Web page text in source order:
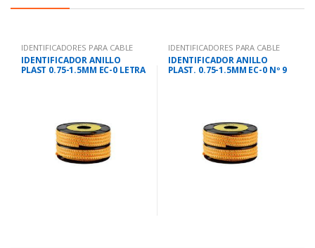
IDENTIFICADORES PARA CABLE
IDENTIFICADOR ANILLO
PLAST 0.75-1.5MM EC-0 LETRA
IDENTIFICADORES PARA CABLE
IDENTIFICADOR ANILLO
PLAST. 0.75-1.5MM EC-0 Nº 9